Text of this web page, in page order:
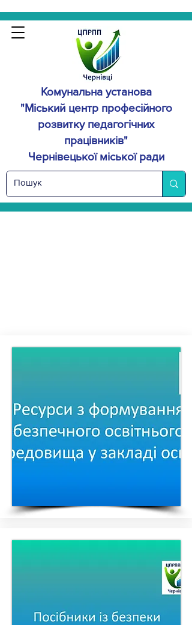
Комунальна установа
"Міський центр професійного
розвитку педагогічних
працівників"
Чернівецької міської ради